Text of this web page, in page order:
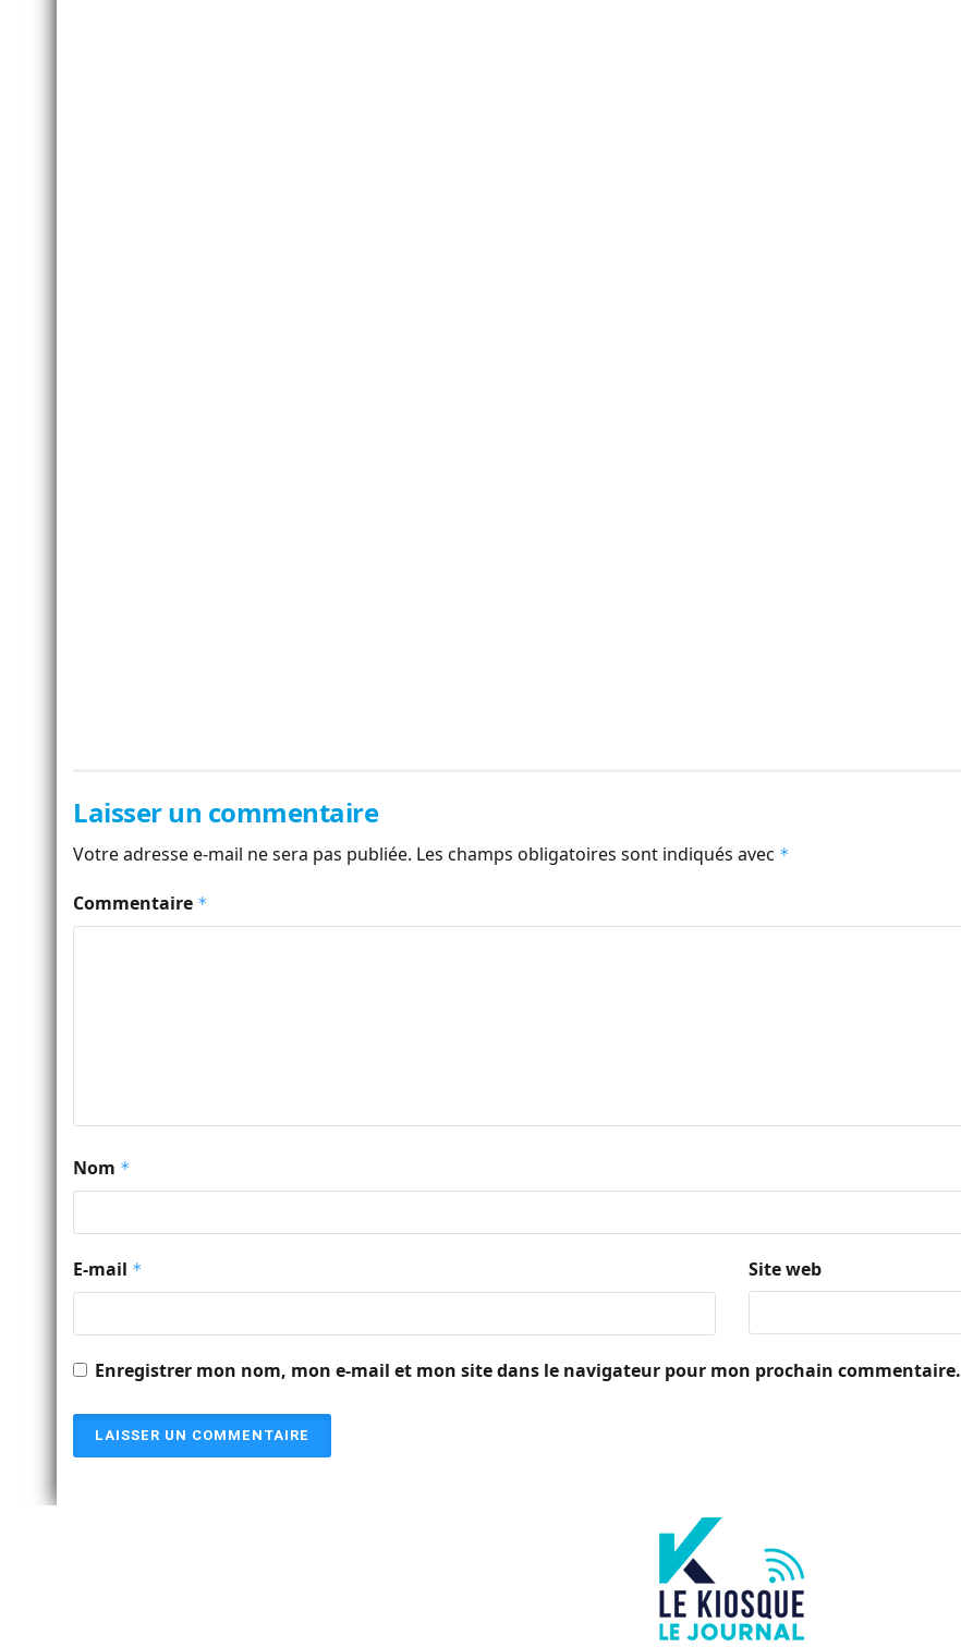
Laisser un commentaire
Votre adresse e-mail ne sera pas publiée. Les champs obligatoires sont indiqués avec *
Commentaire *
Nom *
E-mail * Site web
Enregistrer mon nom, mon e-mail et mon site dans le navigateur pour mon prochain commentaire.